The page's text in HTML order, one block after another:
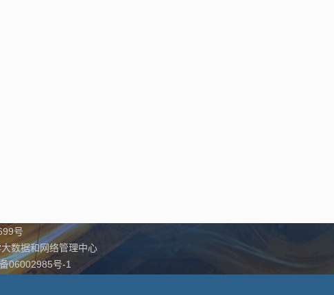
号
数据和网络管理中心
06002985号-1